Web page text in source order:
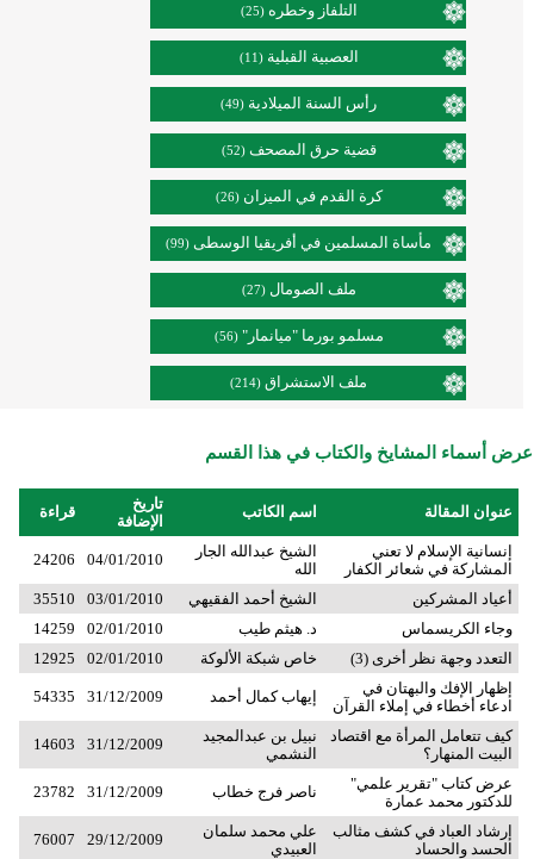
التلفاز وخطره (25)
العصبية القبلية (11)
رأس السنة الميلادية (49)
قضية حرق المصحف (52)
كرة القدم في الميزان (26)
مأساة المسلمين في أفريقيا الوسطى (99)
ملف الصومال (27)
مسلمو بورما "ميانمار" (56)
ملف الاستشراق (214)
عرض أسماء المشايخ والكتاب في هذا القسم
عنوان المقالة اسم الكاتب
تاريخ
الإضافة
قراءة
إنسانية الإسلام لا تعني
المشاركة في شعائر الكفار
الشيخ عبدالله الجار
الله
04/01/2010
24206
أعياد المشركين الشيخ أحمد الفقيهي 03/01/2010
35510
وجاء الكريسماس
د. هيثم طيب 02/01/2010
14259
التعدد وجهة نظر أخرى (3)
خاص شبكة الألوكة 02/01/2010
12925
إظهار الإفك والبهتان في
ادعاء أخطاء في إملاء القرآن
إيهاب كمال أحمد 31/12/2009
54335
كيف تتعامل المرأة مع اقتصاد
البيت المنهار؟
نبيل بن عبدالمجيد
النشمي
31/12/2009
14603
عرض كتاب "تقرير علمي"
للدكتور محمد عمارة
ناصر فرج خطاب 31/12/2009
23782
إرشاد العباد في كشف مثالب
الحسد والحساد
علي محمد سلمان
العبيدي
29/12/2009
76007